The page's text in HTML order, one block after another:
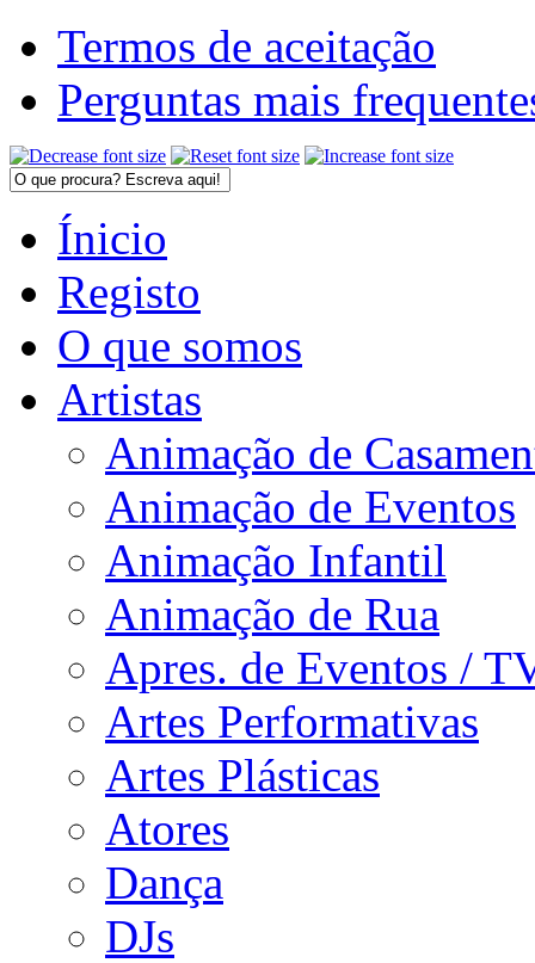
Termos de aceitação
Perguntas mais
Ínicio
Registo
O que somos
Artistas
Animação de
Animação de Eventos
Animação Infantil
Animação de Rua
Apres. de Eventos /
Artes Performativas
Artes Plásticas
Atores
Dança
DJs